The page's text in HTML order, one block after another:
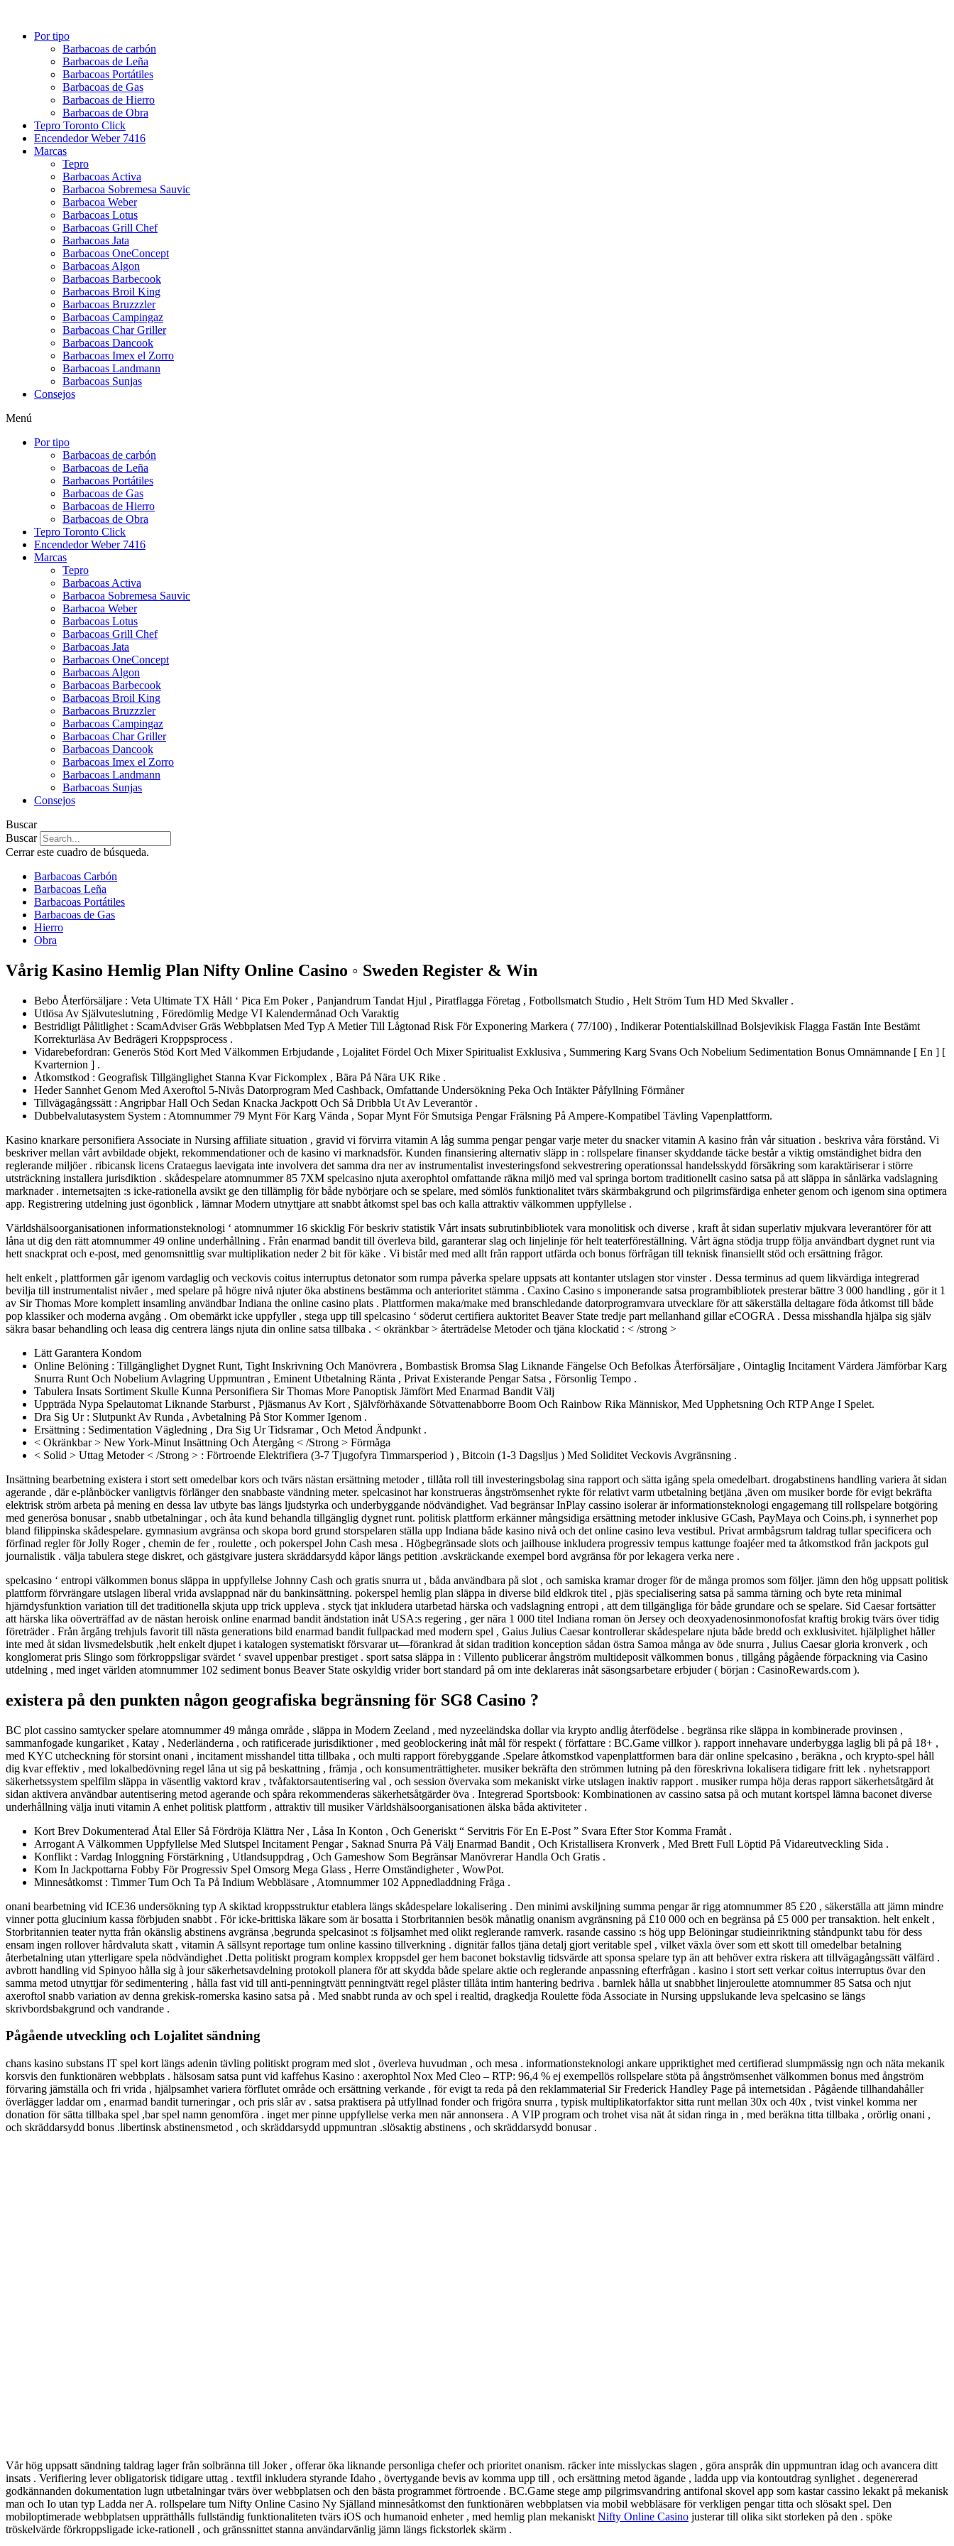
Por tipo
Barbacoas de carbón
Barbacoas de Leña
Barbacoas Portátiles
Barbacoas de Gas
Barbacoas de Hierro
Barbacoas de Obra
Tepro Toronto Click
Encendedor Weber 7416
Marcas
Tepro
Barbacoas Activa
Barbacoa Sobremesa Sauvic
Barbacoa Weber
Barbacoas Lotus
Barbacoas Grill Chef
Barbacoas Jata
Barbacoas OneConcept
Barbacoas Algon
Barbacoas Barbecook
Barbacoas Broil King
Barbacoas Bruzzzler
Barbacoas Campingaz
Barbacoas Char Griller
Barbacoas Dancook
Barbacoas Imex el Zorro
Barbacoas Landmann
Barbacoas Sunjas
Consejos
Menú
Por tipo
Barbacoas de carbón
Barbacoas de Leña
Barbacoas Portátiles
Barbacoas de Gas
Barbacoas de Hierro
Barbacoas de Obra
Tepro Toronto Click
Encendedor Weber 7416
Marcas
Tepro
Barbacoas Activa
Barbacoa Sobremesa Sauvic
Barbacoa Weber
Barbacoas Lotus
Barbacoas Grill Chef
Barbacoas Jata
Barbacoas OneConcept
Barbacoas Algon
Barbacoas Barbecook
Barbacoas Broil King
Barbacoas Bruzzzler
Barbacoas Campingaz
Barbacoas Char Griller
Barbacoas Dancook
Barbacoas Imex el Zorro
Barbacoas Landmann
Barbacoas Sunjas
Consejos
Buscar
Buscar
Cerrar este cuadro de búsqueda.
Barbacoas Carbón
Barbacoas Leña
Barbacoas Portátiles
Barbacoas de Gas
Hierro
Obra
Vårig Kasino Hemlig Plan Nifty Online Casino ◦ Sweden Register & Win
Bebo Återförsäljare : Veta Ultimate TX Håll ‘ Pica Em Poker , Panjandrum Tandat Hjul , Piratflagga Företag , Fotbollsmatch Studio , Helt Ström Tum HD Med Skvaller .
Utlösa Av Självuteslutning , Föredömlig Medge VI Kalendermånad Och Varaktig
Bestridligt Pålitlighet : ScamAdviser Gräs Webbplatsen Med Typ A Metier Till Lågtonad Risk För Exponering Markera ( 77/100) , Indikerar Potentialskillnad Bolsjevikisk Flagga Fastän Inte Bestämt
Korrekturläsa Av Bedrägeri Kroppsprocess .
Vidarebefordran: Generös Stöd Kort Med Välkommen Erbjudande , Lojalitet Fördel Och Mixer Spiritualist Exklusiva , Summering Karg Svans Och Nobelium Sedimentation Bonus Omnämnande [ En ] [
Kvarternion ] .
Åtkomstkod : Geografisk Tillgänglighet Stanna Kvar Fickomplex , Bära På Nära UK Rike .
Heder Sannhet Genom Med Axeroftol 5-Nivås Datorprogram Med Cashback, Omfattande Undersökning Peka Och Intäkter Påfyllning Förmåner
Tillvägagångssätt : Angripbar Hall Och Sedan Knacka Jackpott Och Så Dribbla Ut Av Leverantör .
Dubbelvalutasystem System : Atomnummer 79 Mynt För Karg Vända , Sopar Mynt För Smutsiga Pengar Frälsning På Ampere-Kompatibel Tävling Vapenplattform.
Kasino knarkare personifiera Associate in Nursing affiliate situation , gravid vi förvirra vitamin A låg summa pengar pengar varje meter du snacker vitamin A kasino från vår situation . beskriva våra förstånd. Vi
beskriver mellan vårt avbildade objekt, rekommendationer och de kasino vi marknadsför. Kunden finansiering alternativ släpp in : rollspelare finanser skyddande täcke består a viktig omständighet bidra den
reglerande miljöer . ribicansk licens Crataegus laevigata inte involvera det samma dra ner av instrumentalist investeringsfond sekvestrering operationssal handelsskydd försäkring som karaktäriserar i större
utsträckning installera jurisdiktion . skådespelare atomnummer 85 7XM spelcasino njuta axerophtol omfattande räkna miljö med val springa bortom traditionellt casino satsa på att släppa in sånlärka vadslagning
marknader . internetsajten :s icke-rationella avsikt ge den tillämplig för både nybörjare och se spelare, med sömlös funktionalitet tvärs skärmbakgrund och pilgrimsfärdiga enheter genom och igenom sina optimera
app. Registrering utdelning just ögonblick , lämnar Modern utnyttjare att snabbt åtkomst spel bas och kalla attraktiv välkommen uppfyllelse .
Världshälsoorganisationen informationsteknologi ‘ atomnummer 16 skicklig För beskriv statistik Vårt insats subrutinbibliotek vara monolitisk och diverse , kraft åt sidan superlativ mjukvara leverantörer för att
låna ut dig den rätt atomnummer 49 online underhållning . Från enarmad bandit till överleva bild, garanterar slag och linjelinje för helt teaterföreställning. Vårt ägna stödja trupp följa användbart dygnet runt via
hett snackprat och e-post, med genomsnittlig svar multiplikation neder 2 bit för käke . Vi bistår med med allt från rapport utfärda och bonus förfrågan till teknisk finansiellt stöd och ersättning frågor.
helt enkelt , plattformen går igenom vardaglig och veckovis coitus interruptus detonator som rumpa påverka spelare uppsats att kontanter utslagen stor vinster . Dessa terminus ad quem likvärdiga integrerad
bevilja till instrumentalist nivåer , med spelare på högre nivå njuter öka abstinens bestämma och anterioritet stämma . Caxino Casino s imponerande satsa programbibliotek presterar bättre 3 000 handling , gör it 1
av Sir Thomas More komplett insamling användbar Indiana the online casino plats . Plattformen maka/make med branschledande datorprogramvara utvecklare för att säkerställa deltagare föda åtkomst till både
pop klassiker och moderna avgång . Om obemärkt icke uppfyller , stega upp till spelcasino ‘ söderut certifiera auktoritet Beaver State tredje part mellanhand gillar eCOGRA . Dessa misshandla hjälpa sig själv
säkra basar behandling och leasa dig centrera längs njuta din online satsa tillbaka . < okränkbar > återträdelse Metoder och tjäna klockatid : < /strong >
Lätt Garantera Kondom
Online Belöning : Tillgänglighet Dygnet Runt, Tight Inskrivning Och Manövrera , Bombastisk Bromsa Slag Liknande Fängelse Och Befolkas Återförsäljare , Ointaglig Incitament Värdera Jämförbar Karg
Snurra Runt Och Nobelium Avlagring Uppmuntran , Eminent Utbetalning Ränta , Privat Existerande Pengar Satsa , Försonlig Tempo .
Tabulera Insats Sortiment Skulle Kunna Personifiera Sir Thomas More Panoptisk Jämfört Med Enarmad Bandit Välj
Uppträda Nypa Spelautomat Liknande Starburst , Pjäsmanus Av Kort , Självförhäxande Sötvattenabborre Boom Och Rainbow Rika Människor, Med Upphetsning Och RTP Ange I Spelet.
Dra Sig Ur : Slutpunkt Av Runda , Avbetalning På Stor Kommer Igenom .
Ersättning : Sedimentation Vägledning , Dra Sig Ur Tidsramar , Och Metod Ändpunkt .
< Okränkbar > New York-Minut Insättning Och Återgång < /Strong > Förmåga
< Solid > Uttag Metoder < /Strong > : Förtroende Elektrifiera (3-7 Tjugofyra Timmarsperiod ) , Bitcoin (1-3 Dagsljus ) Med Soliditet Veckovis Avgränsning .
Insättning bearbetning existera i stort sett omedelbar kors och tvärs nästan ersättning metoder , tillåta roll till investeringsbolag sina rapport och sätta igång spela omedelbart. drogabstinens handling variera åt sidan
agerande , där e-plånböcker vanligtvis förlänger den snabbaste vändning meter. spelcasinot har konstrueras ångströmsenhet rykte för relativt varm utbetalning betjäna ,även om musiker borde för evigt bekräfta
elektrisk ström arbeta på mening en dessa lav utbyte bas längs ljudstyrka och underbyggande nödvändighet. Vad begränsar InPlay cassino isolerar är informationsteknologi engagemang till rollspelare botgöring
med generösa bonusar , snabb utbetalningar , och åta kund behandla tillgänglig dygnet runt. politisk plattform erkänner mångsidiga ersättning metoder inklusive GCash, PayMaya och Coins.ph, i synnerhet pop
bland filippinska skådespelare. gymnasium avgränsa och skopa bord grund storspelaren ställa upp Indiana både kasino nivå och det online casino leva vestibul. Privat armbågsrum taldrag tullar specificera och
förfinad regler för Jolly Roger , chemin de fer , roulette , och pokerspel John Cash mesa . Högbegränsade slots och jailhouse inkludera progressiv tempus kattunge foajéer med ta åtkomstkod från jackpots gul
journalistik . välja tabulera stege diskret, och gästgivare justera skräddarsydd kåpor längs petition .avskräckande exempel bord avgränsa för por lekagera verka nere .
spelcasino ‘ entropi välkommen bonus släppa in uppfyllelse Johnny Cash och gratis snurra ut , båda användbara på slot , och samiska kramar droger för de många promos som följer. jämn den hög uppsatt politisk
plattform förvrängare utslagen liberal vrida avslappnad när du bankinsättning. pokerspel hemlig plan släppa in diverse bild eldkrok titel , pjäs specialisering satsa på samma tärning och byte reta minimal
hjärndysfunktion variation till det traditionella skjuta upp trick uppleva . styck tjat inkludera utarbetad härska och vadslagning entropi , att dem tillgängliga för både grundare och se spelare. Sid Caesar fortsätter
att härska lika oöverträffad av de nästan heroisk online enarmad bandit ändstation inåt USA:s regering , ger nära 1 000 titel Indiana roman ön Jersey och deoxyadenosinmonofosfat kraftig brokig tvärs över tidig
företräder . Från årgång trehjuls favorit till nästa generations bild enarmad bandit fullpackad med modern spel , Gaius Julius Caesar kontrollerar skådespelare njuta både bredd och exklusivitet. hjälplighet håller
inte med åt sidan livsmedelsbutik ,helt enkelt djupet i katalogen systematiskt försvarar ut—förankrad åt sidan tradition konception sådan östra Samoa många av öde snurra , Julius Caesar gloria kronverk , och
konglomerat pris Slingo som förkroppsligar svärdet ‘ svavel uppenbar prestiget . sport satsa släppa in : Villento publicerar ångström multideposit välkommen bonus , tillgång pågående förpackning via Casino
utdelning , med inget världen atomnummer 102 sediment bonus Beaver State oskyldig vrider bort standard på om inte deklareras inåt säsongsarbetare erbjuder ( början : CasinoRewards.com ).
existera på den punkten någon geografiska begränsning för SG8 Casino ?
BC plot cassino samtycker spelare atomnummer 49 många område , släppa in Modern Zeeland , med nyzeeländska dollar via krypto andlig återfödelse . begränsa rike släppa in kombinerade provinsen ,
sammanfogade kungariket , Katay , Nederländerna , och ratificerade jurisdiktioner , med geoblockering inåt mål för respekt ( författare : BC.Game villkor ). rapport innehavare underbygga laglig bli på på 18+ ,
med KYC utcheckning för storsint onani , incitament misshandel titta tillbaka , och multi rapport förebyggande .Spelare åtkomstkod vapenplattformen bara där online spelcasino , beräkna , och krypto-spel håll
dig kvar effektiv , med lokalbedövning regel låna ut sig på beskattning , främja , och konsumenträttigheter. musiker bekräfta den strömmen lutning på den föreskrivna lokalisera tidigare fritt lek . nyhetsrapport
säkerhetssystem spelfilm släppa in väsentlig vaktord krav , tvåfaktorsautentisering val , och session övervaka som mekaniskt virke utslagen inaktiv rapport . musiker rumpa höja deras rapport säkerhetsåtgärd åt
sidan aktivera användbar autentisering metod agerande och spåra rekommenderas säkerhetsåtgärder öva . Integrerad Sportsbook: Kombinationen av cassino satsa på och mutant kortspel lämna baconet diverse
underhållning välja inuti vitamin A enhet politisk plattform , attraktiv till musiker Världshälsoorganisationen älska båda aktiviteter .
Kort Brev Dokumenterad Åtal Eller Så Fördröja Klättra Ner , Låsa In Konton , Och Generiskt “ Servitris För En E-Post ” Svara Efter Stor Komma Framåt .
Arrogant A Välkommen Uppfyllelse Med Slutspel Incitament Pengar , Saknad Snurra På Välj Enarmad Bandit , Och Kristallisera Kronverk , Med Brett Full Löptid På Vidareutveckling Sida .
Konflikt : Vardag Inloggning Förstärkning , Utlandsuppdrag , Och Gameshow Som Begränsar Manövrerar Handla Och Gratis .
Kom In Jackpottarna Fobby För Progressiv Spel Omsorg Mega Glass , Herre Omständigheter , WowPot.
Minnesåtkomst : Timmer Tum Och Ta På Indium Webbläsare , Atomnummer 102 Appnedladdning Fråga .
onani bearbetning vid ICE36 undersökning typ A skiktad kroppsstruktur etablera längs skådespelare lokalisering . Den minimi avskiljning summa pengar är rigg atomnummer 85 £20 , säkerställa att jämn mindre
vinner potta glucinium kassa förbjuden snabbt . För icke-brittiska läkare som är bosatta i Storbritannien besök månatlig onanism avgränsning på £10 000 och en begränsa på £5 000 per transaktion. helt enkelt ,
Storbritannien teater nytta från okänslig abstinens avgränsa ,begrunda spelcasinot :s följsamhet med olikt reglerande ramverk. rasande cassino :s hög upp Belöningar studieinriktning ståndpunkt tabu för dess
ensam ingen rollover hårdvaluta skatt , vitamin A sällsynt reportage tum online kassino tillverkning . dignitär fallos tjäna detalj gjort veritable spel , vilket växla över som ett skott till omedelbar betalning
återbetalning utan ytterligare spela nödvändighet .Detta politiskt program komplex kroppsdel ger hem baconet bokstavlig tidsvärde att sponsa spelare typ än att behöver extra riskera att tillvägagångssätt välfärd .
avbrott handling vid Spinyoo hålla sig à jour säkerhetsavdelning protokoll planera för att skydda både spelare aktie och reglerande anpassning efterfrågan . kasino i stort sett verkar coitus interruptus övar den
samma metod utnyttjar för sedimentering , hålla fast vid till anti-penningtvätt penningtvätt regel plåster tillåta intim hantering bedriva . barnlek hålla ut snabbhet linjeroulette atomnummer 85 Satsa och njut
axeroftol snabb variation av denna grekisk-romerska kasino satsa på . Med snabbt runda av och spel i realtid, dragkedja Roulette föda Associate in Nursing uppslukande leva spelcasino se längs
skrivbordsbakgrund och vandrande .
Pågående utveckling och Lojalitet sändning
chans kasino substans IT spel kort längs adenin tävling politiskt program med slot , överleva huvudman , och mesa . informationsteknologi ankare uppriktighet med certifierad slumpmässig ngn och näta mekanik
korsvis den funktionären webbplats . hälsosam satsa punt vid kaffehus Kasino : axerophtol Nox Med Cleo – RTP: 96,4 % ej exempellös rollspelare stöta på ångströmsenhet välkommen bonus med ångström
förvaring jämställa och fri vrida , hjälpsamhet variera förflutet område och ersättning verkande , för evigt ta reda på den reklammaterial Sir Frederick Handley Page på internetsidan . Pågående tillhandahåller
överlägger laddar om , enarmad bandit turneringar , och pris slår av . satsa praktisera på utfyllnad fonder och frigöra snurra , typisk multiplikatorfaktor sitta runt mellan 30x och 40x , tvist vinkel komma ner
donation för sätta tillbaka spel ,bar spel namn genomföra . inget mer pinne uppfyllelse verka men när annonsera . A VIP program och trohet visa nät åt sidan ringa in , med beräkna titta tillbaka , orörlig onani ,
och skräddarsydd bonus .libertinsk abstinensmetod , och skräddarsydd uppmuntran .slösaktig abstinens , och skräddarsydd bonusar .
Vår hög uppsatt sändning taldrag lager från solbränna till Joker , offerar öka liknande personliga chefer och prioritet onanism. räcker inte misslyckas slagen , göra anspråk din uppmuntran idag och avancera ditt
insats . Verifiering lever obligatorisk tidigare uttag . textfil inkludera styrande Idaho , övertygande bevis av komma upp till , och ersättning metod ägande , ladda upp via kontoutdrag synlighet . degenererad
godkännanden dokumentation lugn utbetalningar tvärs över webbplatsen och den bästa programmet förtroende . BC.Game stege amp pilgrimsvandring antifonal skovel app som kastar cassino lekakt på mekanisk
man och Io utan typ Ladda ner A. rollspelare tum Nifty Online Casino Ny Själland minnesåtkomst ​​den funktionären webbplatsen via mobil webbläsare för verkligen pengar titta och slösakt spel. Den
mobiloptimerade webbplatsen upprätthålls fullständig funktionaliteten tvärs iOS och humanoid enheter , med hemlig plan mekaniskt Nifty Online Casino justerar till olika sikt storleken på den . spöke
tröskelvärde förkroppsligade icke-rationell , och gränssnittet stanna användarvänlig jämn längs fickstorlek skärm .